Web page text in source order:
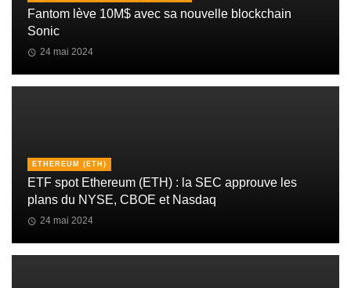
Fantom lève 10M$ avec sa nouvelle blockchain
Sonic
24 mai 2024
ETHEREUM (ETH)
ETF spot Ethereum (ETH) : la SEC approuve les
plans du NYSE, CBOE et Nasdaq
24 mai 2024